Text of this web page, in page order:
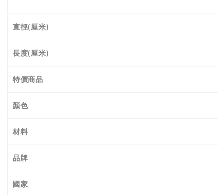
直徑(厘米)
長度(厘米)
特價商品
顏色
材料
品牌
國家